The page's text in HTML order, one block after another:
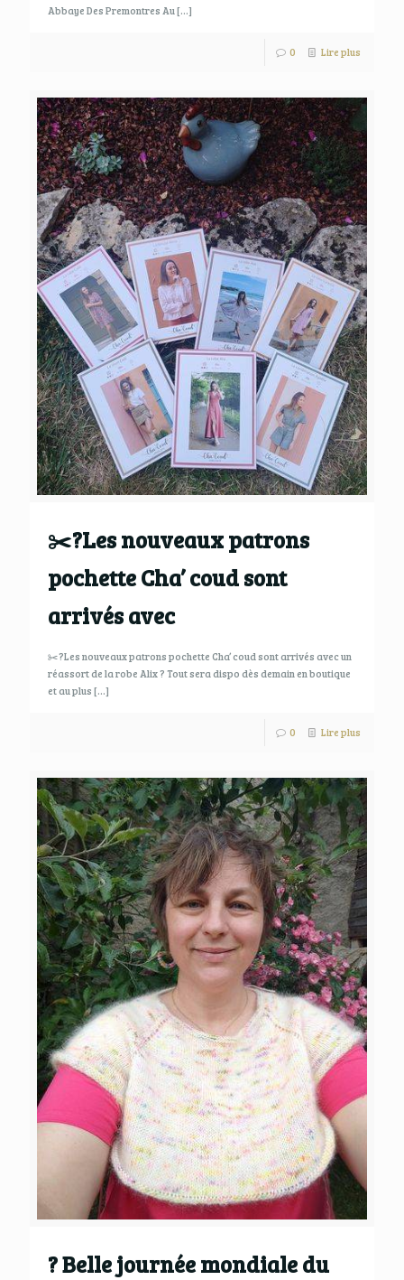
Abbaye Des Premontres Au […]
0 Lire plus
✂️?Les nouveaux patrons
pochette Cha’ coud sont
arrivés avec
✂️?Les nouveaux patrons pochette Cha’ coud sont arrivés avec un
réassort de la robe Alix ? Tout sera dispo dès demain en boutique
et au plus […]
0 Lire plus
? Belle journée mondiale du